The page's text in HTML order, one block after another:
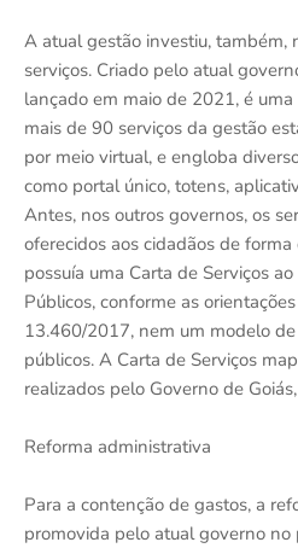
A atual gestão investiu, também,
serviços. Criado pelo atual
lançado em maio de 2021, é
mais de 90 serviços da gestão
por meio virtual, e engloba
como portal único, totens,
Antes, nos outros governos, os
oferecidos aos cidadãos de
possuía uma Carta de Serviços
Públicos, conforme as
13.460/2017, nem um modelo
públicos. A Carta de Serviços
realizados pelo Governo de
Reforma administrativa
Para a contenção de gastos, a
promovida pelo atual governo no